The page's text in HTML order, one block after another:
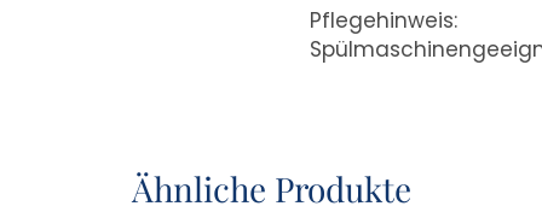
Pflegehinweis:
Ähnliche Produkte